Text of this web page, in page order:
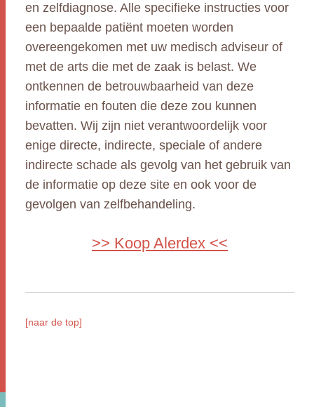
en zelfdiagnose. Alle specifieke instructies voor
een bepaalde patiënt moeten worden
overeengekomen met uw medisch adviseur of
met de arts die met de zaak is belast. We
ontkennen de betrouwbaarheid van deze
informatie en fouten die deze zou kunnen
bevatten. Wij zijn niet verantwoordelijk voor
enige directe, indirecte, speciale of andere
indirecte schade als gevolg van het gebruik van
de informatie op deze site en ook voor de
gevolgen van zelfbehandeling.
>> Koop Alerdex <<
[naar de top]